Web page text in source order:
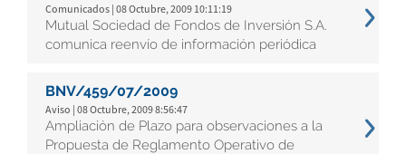
Comunicados | 08 Octubre, 2009 10:11:19
Mutual Sociedad de Fondos de Inversión S.A.
comunica reenvío de información periódica
BNV/459/07/2009
Aviso | 08 Octubre, 2009 8:56:47
Ampliación de Plazo para observaciones a la
Propuesta de Reglamento Operativo de